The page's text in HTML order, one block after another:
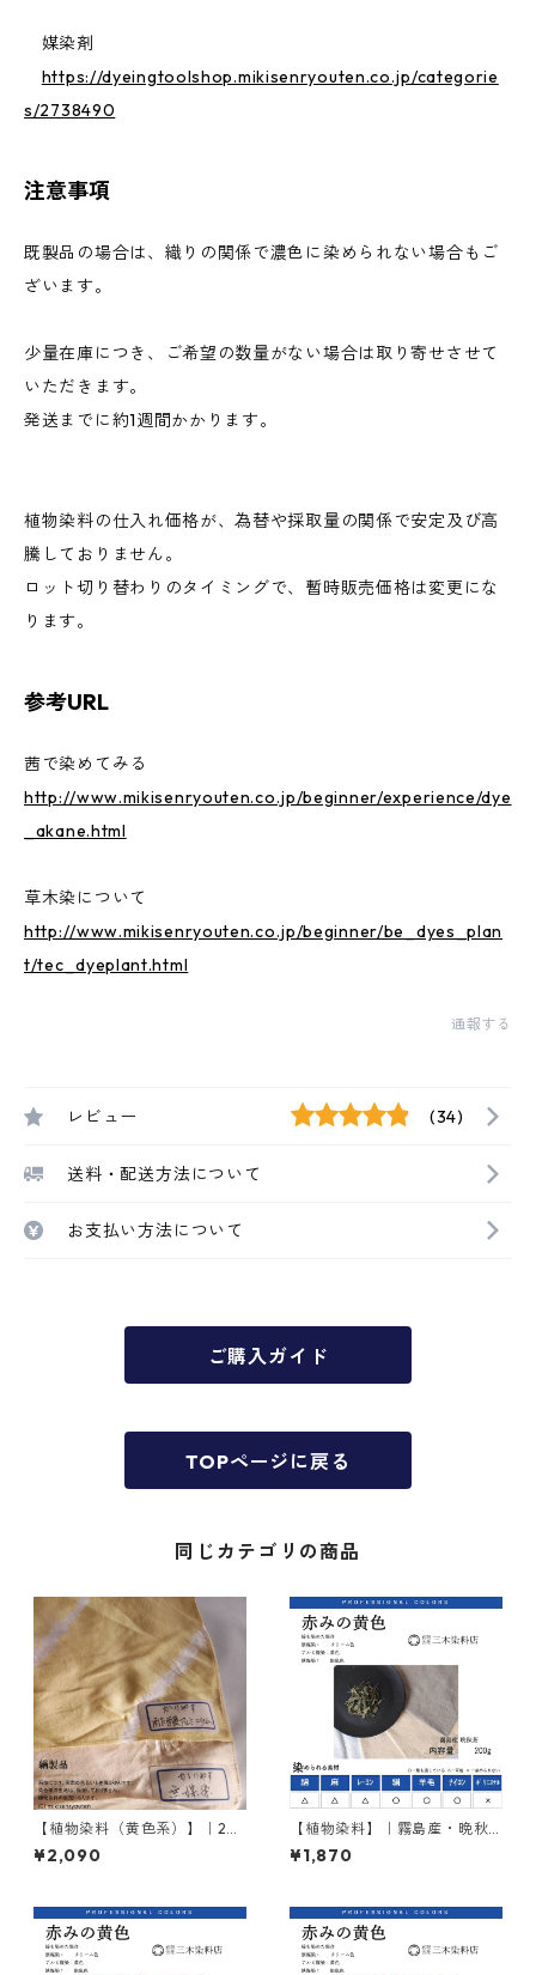
媒染剤
https://dyeingtoolshop.mikisenryouten.co.jp/categorie
s/2738490
注意事項
既製品の場合は、織りの関係で濃色に染められない場合もご
ざいます。
少量在庫につき、ご希望の数量がない場合は取り寄せさせて
いただきます。
発送までに約1週間かかります。
植物染料の仕入れ価格が、為替や採取量の関係で安定及び高
騰しておりません。
ロット切り替わりのタイミングで、暫時販売価格は変更にな
ります。
参考URL
茜で染めてみる
http://www.mikisenryouten.co.jp/beginner/experience/dye
_akane.html
草木染について
http://www.mikisenryouten.co.jp/beginner/be_dyes_plan
t/tec_dyeplant.html
通報する
レビュー (34)
送料・配送方法について
お支払い方法について
ご購入ガイド
TOPページに戻る
同じカテゴリの商品
【植物染料（黄色系）】｜20
0g｜かりやす｜刈安｜カリヤ
ス
¥2,090
【植物染料】｜霧島産・晩秋
茶｜200g入り・単品｜入門・
お試し品
¥1,870